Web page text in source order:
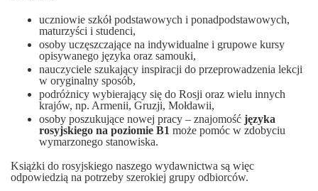
uczniowie szkół podstawowych i ponadpodstawowych,
maturzyści i studenci,
osoby uczęszczające na indywidualne i grupowe kursy
opisywanego języka oraz samouki,
nauczyciele szukający inspiracji do przeprowadzenia lekcji
w oryginalny sposób,
podróżnicy wybierający się do Rosji oraz wielu innych
krajów, np. Armenii, Gruzji, Mołdawii,
osoby poszukujące nowej pracy ‒ znajomość języka
rosyjskiego na poziomie B1 może pomóc w zdobyciu
wymarzonego stanowiska.
Książki do rosyjskiego naszego wydawnictwa są więc
odpowiedzią na potrzeby szerokiej grupy odbiorców.